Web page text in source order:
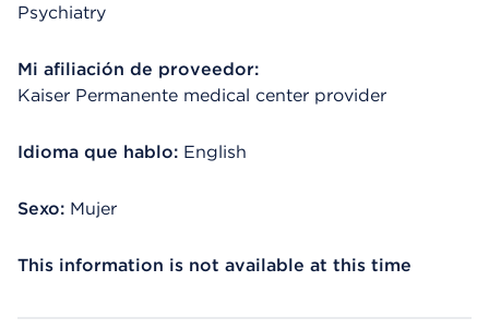
Psychiatry
Mi afiliación de proveedor:
Kaiser Permanente medical center provider
Idioma que hablo: English
Sexo: Mujer
This information is not available at this time